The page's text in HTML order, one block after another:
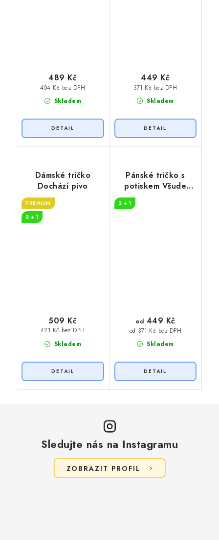
Skladem
404 Kč bez DPH
489 Kč
Skladem
371 Kč bez DPH
449 Kč
Dámské tričko
Dochází pivo
PREMIUM
2 + 1
Skladem
421 Kč bez DPH
509 Kč
Pánské tričko s
potiskem Všude
dobře pivko
2 + 1
Skladem
od 371 Kč bez DPH
od 449 Kč
Sledujte nás na Instagramu
ZOBRAZIT PROFIL